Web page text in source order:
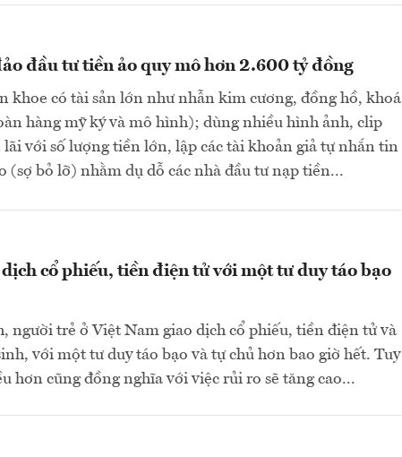
đầu tư tiền ảo quy mô hơn 2.600 tỷ đồng
khoe có tài sản lớn như nhẫn kim cương, đồng hồ, khoá
hàng mỹ ký và mô hình); dùng nhiều hình ảnh, clip
lãi với số lượng tiền lớn, lập các tài khoản giả tự nhắn tin
(sợ bỏ lỡ) nhằm dụ dỗ các nhà đầu tư nạp tiền...
cổ phiếu, tiền điện tử với một tư duy táo bạo
người trẻ ở Việt Nam giao dịch cổ phiếu, tiền điện tử và
với một tư duy táo bạo và tự chủ hơn bao giờ hết. Tuy
hơn cũng đồng nghĩa với việc rủi ro sẽ tăng cao...